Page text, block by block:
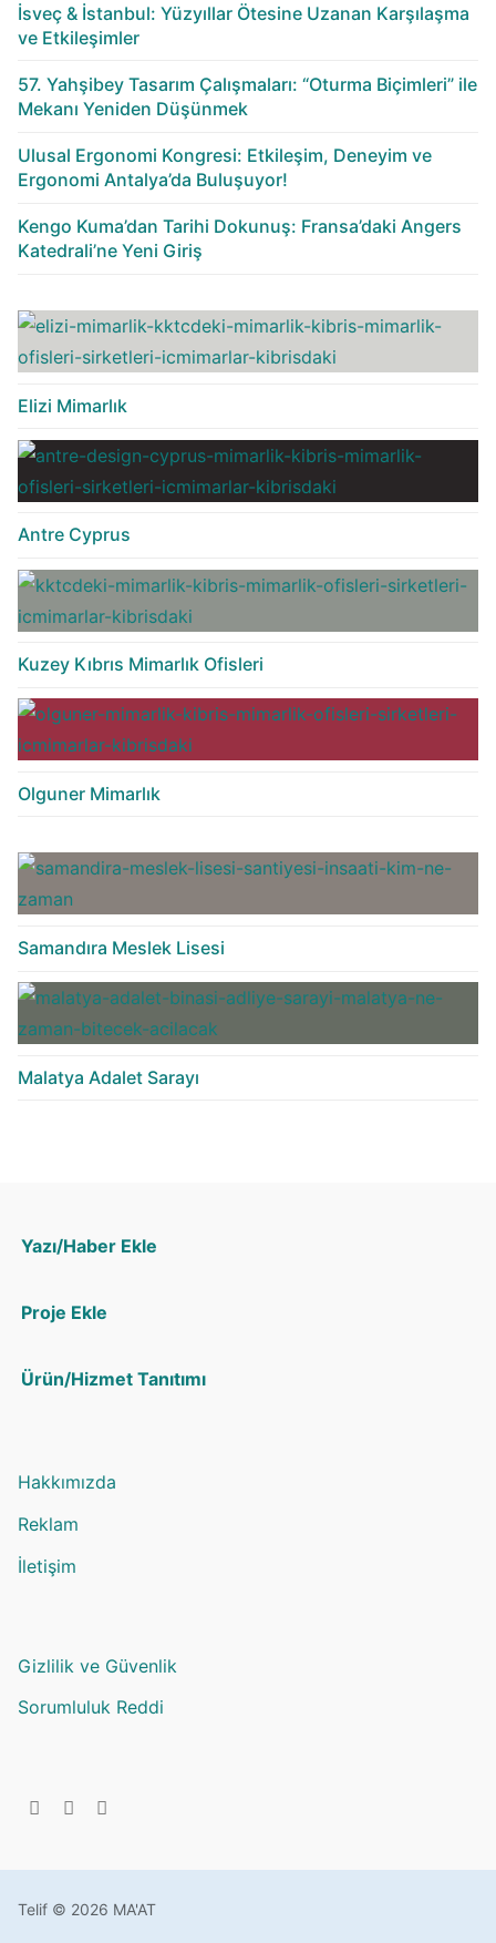
İsveç & İstanbul: Yüzyıllar Ötesine Uzanan Karşılaşma
ve Etkileşimler
57. Yahşibey Tasarım Çalışmaları: “Oturma Biçimleri” ile
Mekanı Yeniden Düşünmek
Ulusal Ergonomi Kongresi: Etkileşim, Deneyim ve
Ergonomi Antalya’da Buluşuyor!
Kengo Kuma’dan Tarihi Dokunuş: Fransa’daki Angers
Katedrali’ne Yeni Giriş
Elizi Mimarlık
Antre Cyprus
Kuzey Kıbrıs Mimarlık Ofisleri
Olguner Mimarlık
Samandıra Meslek Lisesi
Malatya Adalet Sarayı
Yazı/Haber Ekle
Proje Ekle
Ürün/Hizmet Tanıtımı
Hakkımızda
Reklam
İletişim
Gizlilik ve Güvenlik
Sorumluluk Reddi
Telif © 2026 MA'AT